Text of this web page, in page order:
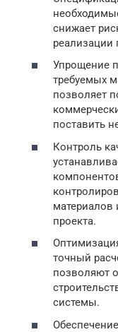
снижает
реализации
Упрощение
требуемых
позволяет
поставить
Контроль
материалов
проекта.
точный
позволяют
системы.